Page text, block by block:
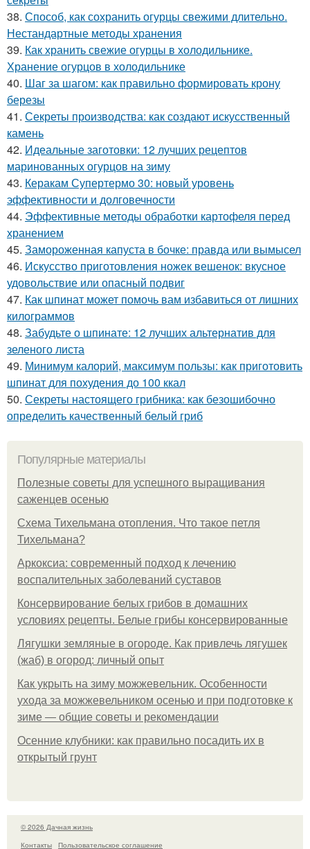
38. Способ, как сохранить огурцы свежими длительно.
Нестандартные методы хранения
39. Как хранить свежие огурцы в холодильнике.
Хранение огурцов в холодильнике
40. Шаг за шагом: как правильно формировать крону
березы
41. Секреты производства: как создают искусственный
камень
42. Идеальные заготовки: 12 лучших рецептов
маринованных огурцов на зиму
43. Керакам Супертермо 30: новый уровень
эффективности и долговечности
44. Эффективные методы обработки картофеля перед
хранением
45. Замороженная капуста в бочке: правда или вымысел
46. Искусство приготовления ножек вешенок: вкусное
удовольствие или опасный подвиг
47. Как шпинат может помочь вам избавиться от лишних
килограммов
48. Забудьте о шпинате: 12 лучших альтернатив для
зеленого листа
49. Минимум калорий, максимум пользы: как приготовить
шпинат для похудения до 100 ккал
50. Секреты настоящего грибника: как безошибочно
определить качественный белый гриб
Популярные материалы
Полезные советы для успешного выращивания
саженцев осенью
Схема Тихельмана отопления. Что такое петля
Тихельмана?
Аркоксиа: современный подход к лечению
воспалительных заболеваний суставов
Консервирование белых грибов в домашних
условиях рецепты. Белые грибы консервированные
Лягушки земляные в огороде. Как привлечь лягушек
(жаб) в огород: личный опыт
Как укрыть на зиму можжевельник. Особенности
ухода за можжевельником осенью и при подготовке к
зиме — общие советы и рекомендации
Осенние клубники: как правильно посадить их в
открытый грунт
© 2026 Дачная жизнь
Контакты
Пользовательское соглашение